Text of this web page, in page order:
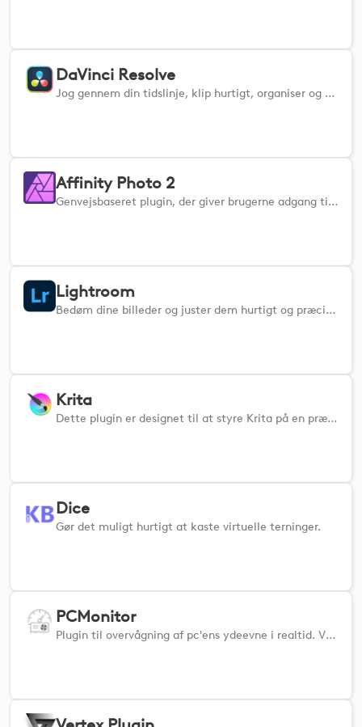
DaVinci Resolve
Jog gennem din tidslinje, klip hurtigt, organiser og genindspil dine klip med øjeblikkelig adgang til dine mest brugte værktøjer.
Affinity Photo 2
Genvejsbaseret plugin, der giver brugerne adgang til de mest almindelige kommandoer i Affinity Photo.
Lightroom
Bedøm dine billeder og juster dem hurtigt og præcist ved at bruge Adobe Lightroom med dine Logitech-enheder.
Krita
Dette plugin er designet til at styre Krita på en præcis og effektiv måde. ADVARSEL: brugere af v1.x, se venligst hjemmesiden. https://borne2code.github.io/LogiPluginForKrita/index.html
Dice
Gør det muligt hurtigt at kaste virtuelle terninger.
PCMonitor
Plugin til overvågning af pc'ens ydeevne i realtid. Viser FPS-, CPU-, GPU- og RAM-målinger ved hjælp af Afterburner og RTSS.